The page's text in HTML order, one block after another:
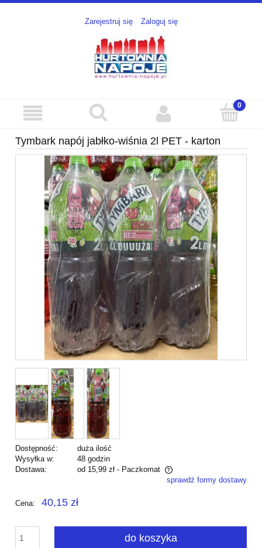
Zarejestruj się Zaloguj się
Tymbark napój jabłko-wiśnia 2l PET - karton
Dostępność:
duża ilość
Wysyłka w:
48 godzin
Dostawa:
od 15,99 zł - Paczkomat
Cena nie zawiera ewentualnych kosztów płatnościsprawdź formy dostawy
Cena: 40,15 zł
do koszyka